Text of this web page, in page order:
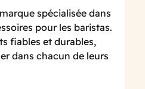
spécialisée dans
pour les baristas.
fiables et durables,
dans chacun de leurs